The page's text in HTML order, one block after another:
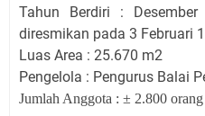
Tahun Berdiri : Desember
diresmikan pada 3 Februari
Luas Area : 25.670 m2
Pengelola : Pengurus Balai
Jumlah Anggota : ± 2.800 orang